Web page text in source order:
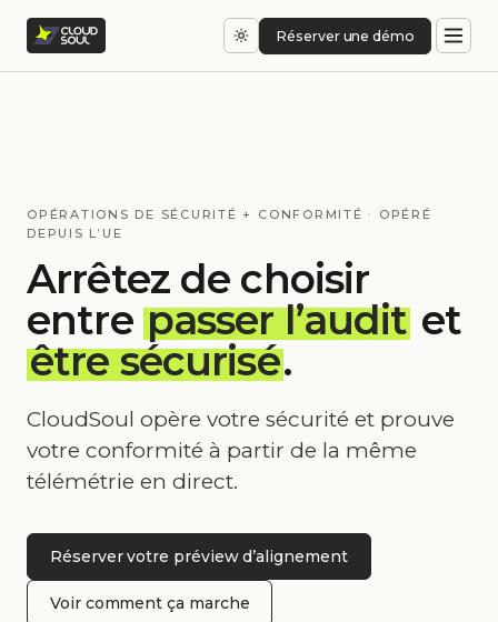
Réserver une démo
OPÉRATIONS DE SÉCURITÉ + CONFORMITÉ · OPÉRÉ
DEPUIS L’UE
Arrêtez de choisir
entre passer l’audit et
être sécurisé.
CloudSoul opère votre sécurité et prouve
votre conformité à partir de la même
télémétrie en direct.
Réserver votre préview d’alignement
Voir comment ça marche